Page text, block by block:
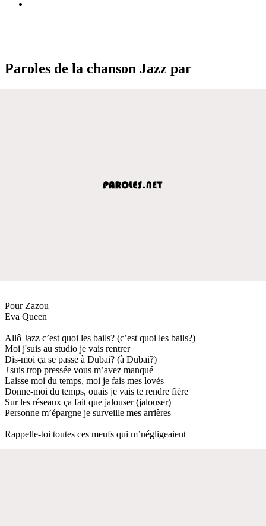
Paroles de la chanson Jazz par
Pour Zazou
Eva Queen
Allô Jazz c’est quoi les bails? (c’est quoi les bails?)
Moi j'suis au studio je vais rentrer
Dis-moi ça se passe à Dubai? (à Dubai?)
J'suis trop pressée vous m’avez manqué
Laisse moi du temps, moi je fais mes lovés
Donne-moi du temps, ouais je vais te rendre fière
Sur les réseaux ça fait que jalouser (jalouser)
Personne m’épargne je surveille mes arrières
Rappelle-toi toutes ces meufs qui m’négligeaient